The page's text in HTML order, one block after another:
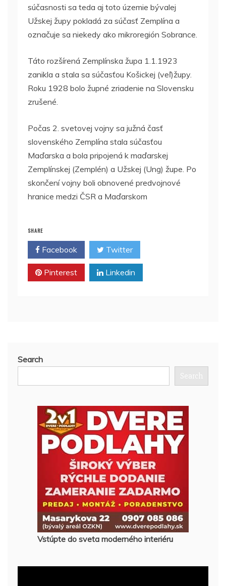
súčasnosti sa teda aj toto územie bývalej
Užskej župy pokladá za súčasť Zemplína a
označuje sa niekedy ako mikroregión Sobrance.
Táto rozšírená Zemplínska župa 1.1.1923
zanikla a stala sa súčasťou Košickej (veľ)župy.
Roku 1928 bolo župné zriadenie na Slovensku
zrušené.
Počas 2. svetovej vojny sa južná časť
slovenského Zemplína stala súčasťou
Maďarska a bola pripojená k maďarskej
Zemplínskej (Zemplén) a Užskej (Ung) župe. Po
skončení vojny boli obnovené predvojnové
hranice medzi ČSR a Maďarskom
SHARE
Facebook Twitter
Pinterest Linkedin
Search
Search
Vstúpte do sveta moderného interiéru